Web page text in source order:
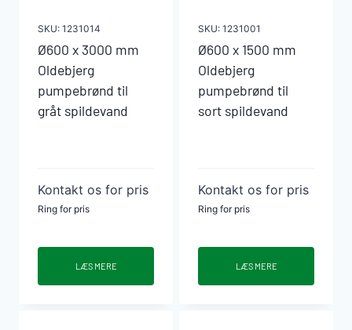
SKU: 1231014
Ø600 x 3000 mm
Oldebjerg
pumpebrønd til
gråt spildevand
Kontakt os for pris
Ring for pris
LÆS MERE
SKU: 1231001
Ø600 x 1500 mm
Oldebjerg
pumpebrønd til
sort spildevand
Kontakt os for pris
Ring for pris
LÆS MERE